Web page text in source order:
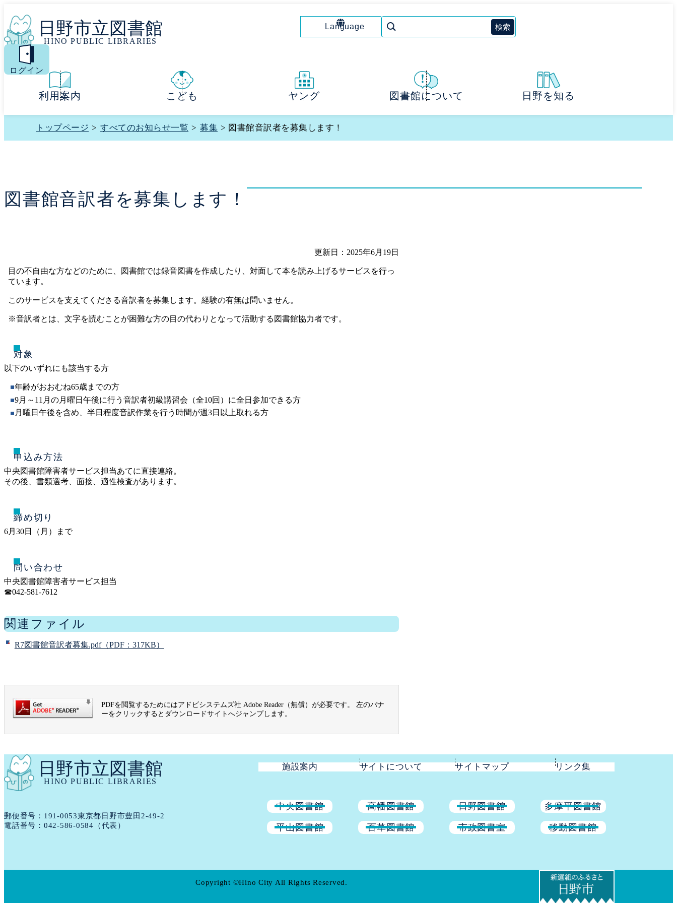
日野市立図書館
HINO PUBLIC LIBRARIES
Language
MENU
ログイン
利用案内 こども ヤング 図書館について 日野を知る
トップページ > すべてのお知らせ一覧 > 募集 > 図書館音訳者を募集します！
図書館音訳者を募集します！
更新日：2025年6月19日
目の不自由な方などのために、図書館では録音図書を作成したり、対面して本を読み上げるサービスを行っ
ています。
このサービスを支えてくださる音訳者を募集します。経験の有無は問いません。
※音訳者とは、文字を読むことが困難な方の目の代わりとなって活動する図書館協力者です。
対象
以下のいずれにも該当する方
年齢がおおむね65歳までの方
9月～11月の月曜日午後に行う音訳者初級講習会（全10回）に全日参加できる方
月曜日午後を含め、半日程度音訳作業を行う時間が週3日以上取れる方
申込み方法
中央図書館障害者サービス担当あてに直接連絡。
その後、書類選考、面接、適性検査があります。
締め切り
6月30日（月）まで
問い合わせ
中央図書館障害者サービス担当
☎042-581-7612
関連ファイル
R7図書館音訳者募集.pdf（PDF：317KB）
PDFを閲覧するためにはアドビシステムズ社 Adobe Reader（無償）が必要です。 左のバナ
ーをクリックするとダウンロードサイトへジャンプします。
日野市立図書館
HINO PUBLIC LIBRARIES
郵便番号：191​-​0053東京都日野市豊田2-49-2
電話番号： 042-586-0584 （代表）
施設案内 サイトについて サイトマップ リンク集
中央図書館 高幡図書館 日野図書館 多摩平図書館
平山図書館 百草図書館 市政図書室 移動図書館
Copyright ©Hino City All Rights Reserved.